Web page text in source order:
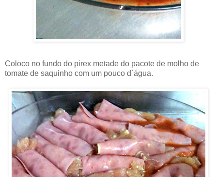
Coloco no fundo do pirex metade do pacote de molho de
tomate de saquinho com um pouco d`água.